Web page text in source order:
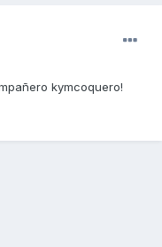
kymcoquero!